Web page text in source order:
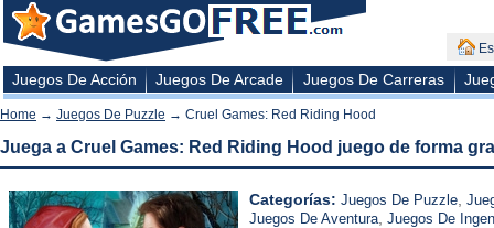
Juegos De Acción Juegos De Arcade Juegos De Carreras
Home → Juegos De Puzzle → Cruel Games: Red Riding Hood
Juega a Cruel Games: Red Riding Hood juego de forma
Categorías: Juegos De Puzzle
Juegos De Aventura Juegos De